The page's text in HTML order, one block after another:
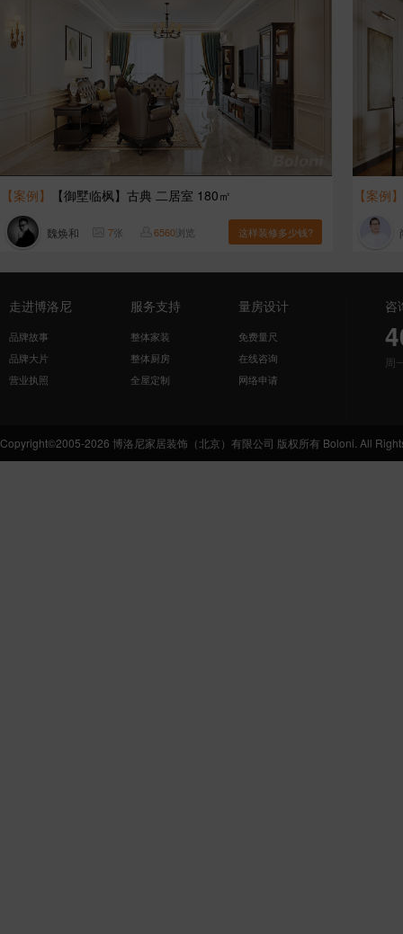
【案例】 【御墅临枫】古典 二居室 180㎡
魏焕和 7张 6560浏览 这样装修多少钱?
【案例】
走进博洛尼
品牌故事
品牌大片
营业执照
服务支持
整体家装
整体厨房
全屋定制
量房设计
免费量尺
在线咨询
网络申请
咨
周
Copyright©2005-2026 博洛尼家居装饰（北京）有限公司 版权所有 Boloni. All